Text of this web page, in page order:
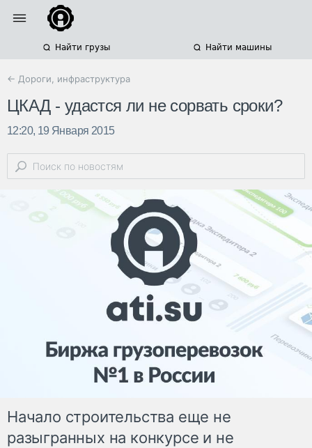
Найти грузы Найти машины
← Дороги, инфраструктура
ЦКАД - удастся ли не сорвать сроки?
12:20, 19 Января 2015
Начало строительства еще не
разыгранных на конкурсе и не